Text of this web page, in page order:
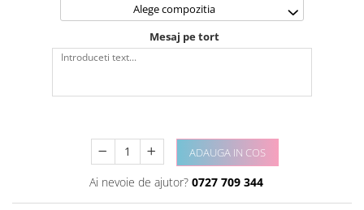
Alege compozitia
Mesaj pe tort
ADAUGA IN COS
Ai nevoie de ajutor? 0727 709 344